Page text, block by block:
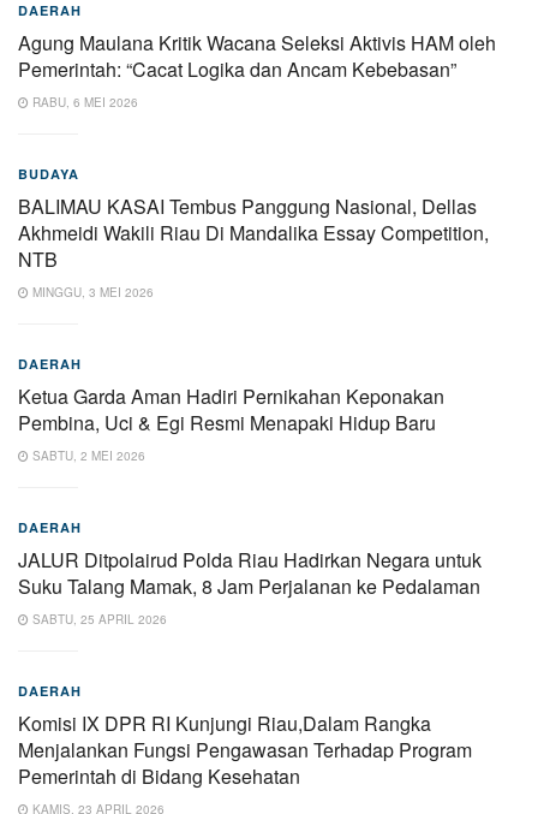
DAERAH
Agung Maulana Kritik Wacana Seleksi Aktivis HAM oleh
Pemerintah: “Cacat Logika dan Ancam Kebebasan”
RABU, 6 MEI 2026
BUDAYA
BALIMAU KASAI Tembus Panggung Nasional, Dellas
Akhmeidi Wakili Riau Di Mandalika Essay Competition,
NTB
MINGGU, 3 MEI 2026
DAERAH
Ketua Garda Aman Hadiri Pernikahan Keponakan
Pembina, Uci & Egi Resmi Menapaki Hidup Baru
SABTU, 2 MEI 2026
DAERAH
JALUR Ditpolairud Polda Riau Hadirkan Negara untuk
Suku Talang Mamak, 8 Jam Perjalanan ke Pedalaman
SABTU, 25 APRIL 2026
DAERAH
Komisi IX DPR RI Kunjungi Riau,Dalam Rangka
Menjalankan Fungsi Pengawasan Terhadap Program
Pemerintah di Bidang Kesehatan
KAMIS, 23 APRIL 2026